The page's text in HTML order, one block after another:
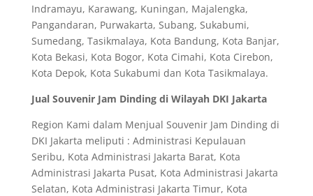
Indramayu, Karawang, Kuningan, Majalengka,
Pangandaran, Purwakarta, Subang, Sukabumi,
Sumedang, Tasikmalaya, Kota Bandung, Kota Banjar,
Kota Bekasi, Kota Bogor, Kota Cimahi, Kota Cirebon,
Kota Depok, Kota Sukabumi dan Kota Tasikmalaya.
Jual Souvenir Jam Dinding di Wilayah DKI Jakarta
Region Kami dalam Menjual Souvenir Jam Dinding di
DKI Jakarta meliputi : Administrasi Kepulauan
Seribu, Kota Administrasi Jakarta Barat, Kota
Administrasi Jakarta Pusat, Kota Administrasi Jakarta
Selatan, Kota Administrasi Jakarta Timur, Kota